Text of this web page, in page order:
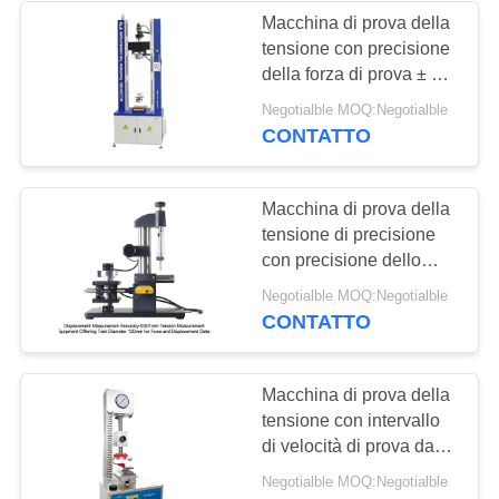
Tester di forza di
buccia
43
Camera Test
ambientali
39
Macchina di prova della
tensione con precisione
della forza di prova ± 1%
e gamma da 0,5 a 500
kN per una precisa
Negotialble MOQ:Negotialble
CONTATTO
Macchina di prova della
tensione di precisione
con precisione dello
spostamento di 0,001
mm, diametro di prova di
Negotialble MOQ:Negotialble
CONTATTO
Macchina di prova della
tensione con intervallo
di velocità di prova da
0,5 a 500 mm/min,
Negotialble MOQ:Negotialble